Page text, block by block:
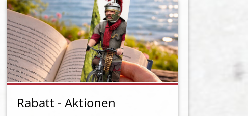
Rabatt - Aktionen